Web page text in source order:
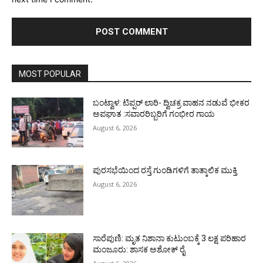
MOST POPULAR
ಬಂಟ್ವಾಳ: ಟಿಪ್ಪರ್ ಲಾರಿ- ದ್ವಿಚಕ್ರ ವಾಹನ ನಡುವೆ ಭೀಕರ
ಅಪಘಾತ :ಸವಾರರಿಬ್ಬರಿಗೆ ಗಂಭೀರ ಗಾಯ
August 6, 2026
ಪುರಸಭೆಯಿಂದ ರಸ್ತೆ ಗುಂಡಿಗಳಿಗೆ ತಾತ್ಕಾಲಿಕ ಮುಕ್ತಿ
August 6, 2026
ಸಾರೆಪುಣಿ: ಮೃತ ನಿಶಾನಾ ಕುಟುಂಬಕ್ಕೆ 3 ಲಕ್ಷ ಪರಿಹಾರ
ಮಂಜೂರು: ಶಾಸಕ ಅಶೋಕ್ ರೈ